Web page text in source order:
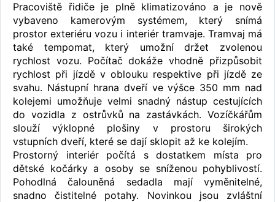
Pracoviště řidiče je plně klimatizováno a je nově
vybaveno kamerovým systémem, který snímá
prostor exteriéru vozu i interiér tramvaje. Tramvaj má
také tempomat, který umožní držet zvolenou
rychlost vozu. Počítač dokáže vhodně přizpůsobit
rychlost při jízdě v oblouku respektive při jízdě ze
svahu. Nástupní hrana dveří ve výšce 350 mm nad
kolejemi umožňuje velmi snadný nástup cestujících
do vozidla z ostrůvků na zastávkách. Vozíčkářům
slouží výklopné plošiny v prostoru širokých
vstupních dveří, které se dají sklopit až ke kolejím.
Prostorný interiér počítá s dostatkem místa pro
dětské kočárky a osoby se sníženou pohyblivostí.
Pohodlná čalouněná sedadla mají vyměnitelné,
snadno čistitelné potahy. Novinkou jsou zvláštní